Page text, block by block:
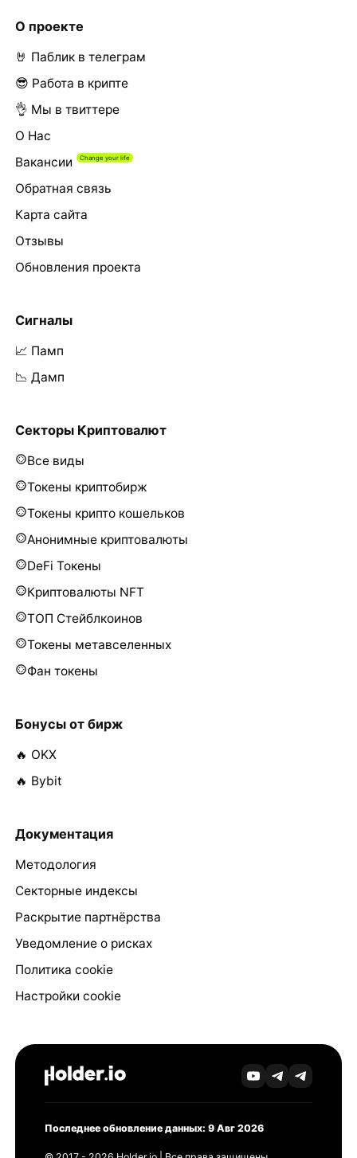
О проекте
🤘 Паблик в телеграм
😎 Работа в крипте
👌 Мы в твиттере
О Нас
Вакансии
Обратная связь
Карта сайта
Отзывы
Обновления проекта
Сигналы
📈 Памп
📉 Дамп
Секторы Криптовалют
Все виды
Токены криптобирж
Токены крипто кошельков
Анонимные криптовалюты
DeFi Токены
Криптовалюты NFT
ТОП Стейблкоинов
Токены метавселенных
Фан токены
Бонусы от бирж
🔥 OKX
🔥 Bybit
Документация
Методология
Секторные индексы
Раскрытие партнёрства
Уведомление о рисках
Политика cookie
Настройки cookie
Последнее обновление данных: 9 Авг 2026